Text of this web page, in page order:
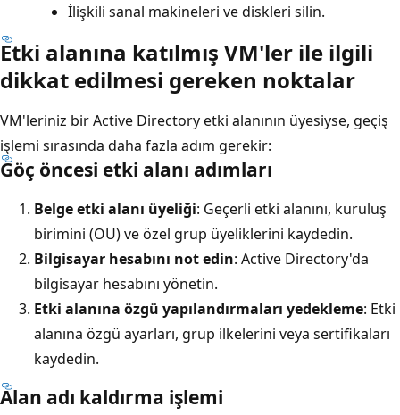
İlişkili sanal makineleri ve diskleri silin.
Etki alanına katılmış VM'ler ile ilgili
dikkat edilmesi gereken noktalar
VM'leriniz bir Active Directory etki alanının üyesiyse, geçiş
işlemi sırasında daha fazla adım gerekir:
Göç öncesi etki alanı adımları
Belge etki alanı üyeliği: Geçerli etki alanını, kuruluş
birimini (OU) ve özel grup üyeliklerini kaydedin.
Bilgisayar hesabını not edin: Active Directory'da
bilgisayar hesabını yönetin.
Etki alanına özgü yapılandırmaları yedekleme: Etki
alanına özgü ayarları, grup ilkelerini veya sertifikaları
kaydedin.
Alan adı kaldırma işlemi